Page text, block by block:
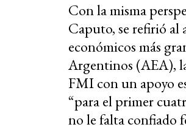
Con la misma
Caputo, se refirió al
económicos más
Argentinos (AEA),
FMI con un apoyo
“para el primer
no le falta confiado